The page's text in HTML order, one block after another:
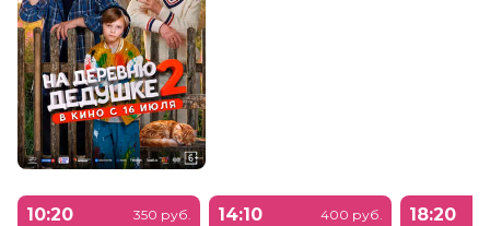
10:20
350 руб.
14:10
400 руб.
18:20